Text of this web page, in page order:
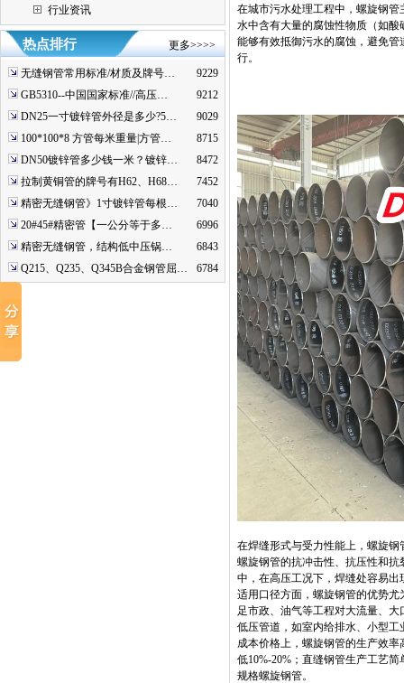
行业资讯
热点排行 更多>>>>
无缝钢管常用标准/材质及牌号…
9229
GB5310--中国国家标准//高压…
9212
DN25一寸镀锌管外径是多少?5…
9029
100*100*8 方管每米重量|方管…
8715
DN50镀锌管多少钱一米？镀锌…
8472
拉制黄铜管的牌号有H62、H68…
7452
精密无缝钢管》1寸镀锌管每根…
7040
20#45#精密管【一公分等于多…
6996
精密无缝钢管，结构低中压锅…
6843
Q215、Q235、Q345B合金钢管屈…
6784
在城市污水处理工程中，螺旋钢
水中含有大量的腐蚀性物质（如
能够有效抵御污水的腐蚀，避免
行。
在焊缝形式与受力性能上，螺旋
螺旋钢管的抗冲击性、抗压性和
中，在高压工况下，焊缝处容易
适用口径方面，螺旋钢管的优势尤
足市政、油气等工程对大流量、大
低压管道，如室内给排水、小型工
成本价格上，螺旋钢管的生产效
低10%-20%；直缝钢管生产工艺
规格螺旋钢管。